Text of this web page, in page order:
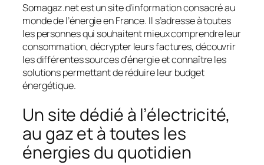
Somagaz.net est un site d’information consacré au
monde de l’énergie en France. Il s’adresse à toutes
les personnes qui souhaitent mieux comprendre leur
consommation, décrypter leurs factures, découvrir
les différentes sources d’énergie et connaître les
solutions permettant de réduire leur budget
énergétique.
Un site dédié à l’électricité,
au gaz et à toutes les
énergies du quotidien